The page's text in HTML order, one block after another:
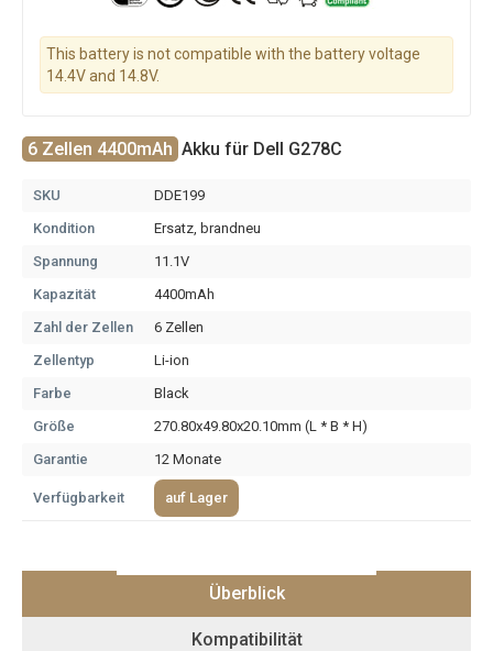
This battery is not compatible with the battery voltage
14.4V and 14.8V.
6 Zellen 4400mAh Akku für Dell G278C
SKU
DDE199
Kondition
Ersatz, brandneu
Spannung
11.1V
Kapazität
4400mAh
Zahl der Zellen
6 Zellen
Zellentyp
Li-ion
Farbe
Black
Größe
270.80x49.80x20.10mm (L * B * H)
Garantie
12 Monate
Verfügbarkeit auf Lager
Überblick
Kompatibilität